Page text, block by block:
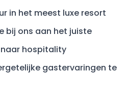
in het meest luxe resort
bij ons aan het juiste
naar hospitality
gastervaringen te